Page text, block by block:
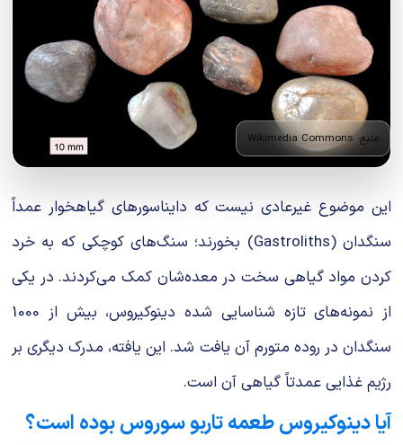
منبع: Wikimedia Commons
این موضوع غیرعادی نیست که دایناسورهای گیاهخوار عمداً
سنگدان (Gastroliths) بخورند؛ سنگ‌های کوچکی که به خرد
کردن مواد گیاهی سخت در معده‌شان کمک می‌کردند. در یکی
از نمونه‌های تازه شناسایی شده دینوکیروس، بیش از 1000
سنگدان در روده متورم آن یافت شد. این یافته، مدرک دیگری بر
رژیم غذایی عمدتاً گیاهی آن است.
آیا دینوکیروس طعمه تاربو سوروس بوده است؟